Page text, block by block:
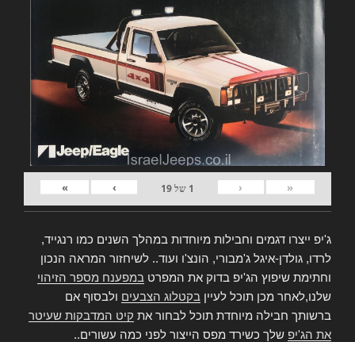
«
‹
1 של19
›
»
ג'יפ ייצרו דגמים וחבילות מיוחדות במהלך השנים כמו רנגייד,
לרדו, גולדן-איגל ג'מבורי, הונצ'ו ועוד.. לשיחזור המראה הנכון
וחתימת שיפוץ הג'יפ בדוק את המפרט במפענח מספר הזיהוי
שלנו,לאחר מכן תוכל לעיין בקטלוג הצבעים ולבסוף אם
ברשותך חבילה מיוחדת תוכל לבחור את קיט המדבקות שעיטר
את הג'יפ שלך כשירד מפס הייצור לפני כמה עשורים..